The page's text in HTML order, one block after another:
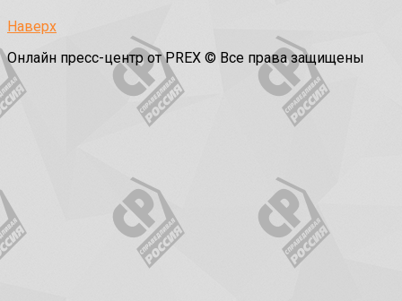
Наверх
Онлайн пресс-центр от PREX © Все права защищены